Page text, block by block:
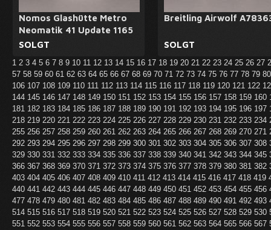
Nomos Glashütte Metro
Neomatik 41 Update 1165
SOLGT
Breitling Airwolf
SOLGT
1 2 3 4 5 6 7 8 9 10 11 12 13 14 15 16 17 18 19 20 21 22 23 24 25 26 27
57 58 59 60 61 62 63 64 65 66 67 68 69 70 71 72 73 74 75 76 77 78 79
106 107 108 109 110 111 112 113 114 115 116 117 118 119 120 121 122
144 145 146 147 148 149 150 151 152 153 154 155 156 157 158 159 160
181 182 183 184 185 186 187 188 189 190 191 192 193 194 195 196 197
218 219 220 221 222 223 224 225 226 227 228 229 230 231 232 233 234
255 256 257 258 259 260 261 262 263 264 265 266 267 268 269 270 271
292 293 294 295 296 297 298 299 300 301 302 303 304 305 306 307 308
329 330 331 332 333 334 335 336 337 338 339 340 341 342 343 344 345
366 367 368 369 370 371 372 373 374 375 376 377 378 379 380 381 382
403 404 405 406 407 408 409 410 411 412 413 414 415 416 417 418 419
440 441 442 443 444 445 446 447 448 449 450 451 452 453 454 455 456
477 478 479 480 481 482 483 484 485 486 487 488 489 490 491 492 493
514 515 516 517 518 519 520 521 522 523 524 525 526 527 528 529 530
551 552 553 554 555 556 557 558 559 560 561 562 563 564 565 566 567